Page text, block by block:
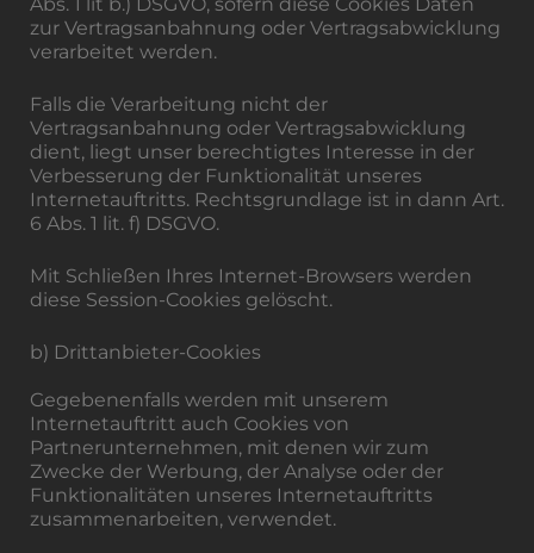
zur Vertragsanbahnung oder Vertragsabwicklung
verarbeitet werden.
Falls die Verarbeitung nicht der
Vertragsanbahnung oder Vertragsabwicklung
dient, liegt unser berechtigtes Interesse in der
Verbesserung der Funktionalität unseres
Internetauftritts. Rechtsgrundlage ist in dann Art.
6 Abs. 1 lit. f) DSGVO.
Mit Schließen Ihres Internet-Browsers werden
diese Session-Cookies gelöscht.
b) Drittanbieter-Cookies
Gegebenenfalls werden mit unserem
Internetauftritt auch Cookies von
Partnerunternehmen, mit denen wir zum
Zwecke der Werbung, der Analyse oder der
Funktionalitäten unseres Internetauftritts
zusammenarbeiten, verwendet.